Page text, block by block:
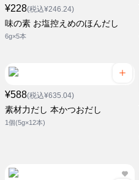
¥228(税込¥246.24)
味の素 お塩控えめのほんだし
6g×5本
¥588(税込¥635.04)
素材力だし 本かつおだし
1個(5g×12本)